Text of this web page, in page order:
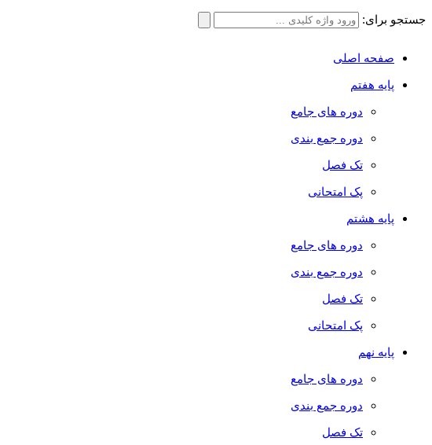
جستجو برای:
صفحه اصلی
پایه هفتم
دوره های جامع
دوره جمع بندی
تک فصل
پک امتحانی
پایه هشتم
دوره های جامع
دوره جمع بندی
تک فصل
پک امتحانی
پایه نهم
دوره های جامع
دوره جمع بندی
تک فصل